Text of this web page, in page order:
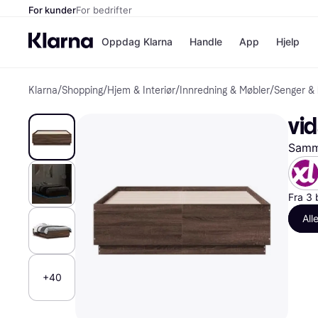
For kunderFor bedrifter
Oppdag Klarna
Betal nå
Betal i 3
Betal innen
Finansiering
Handle
Butikker
App Hjelp
Klarna/Shopping/Hjem & Interiør/ Innredning & Møbler/Senger
+40
Fra 3
Alle